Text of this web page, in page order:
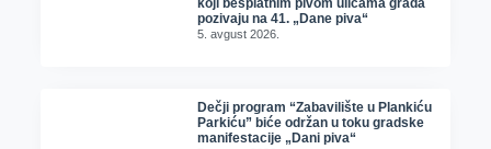
koji besplatnim pivom ulicama grada
pozivaju na 41. „Dane piva“
5. avgust 2026.
Dečji program “Zabavilište u Plankiću
Parkiću” biće održan u toku gradske
manifestacije „Dani piva“